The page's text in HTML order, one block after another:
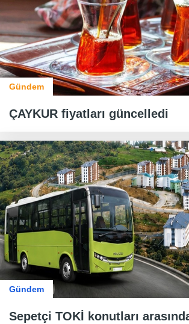
Gündem
ÇAYKUR fiyatları güncelledi
Gündem
Sepetçi TOKİ konutları